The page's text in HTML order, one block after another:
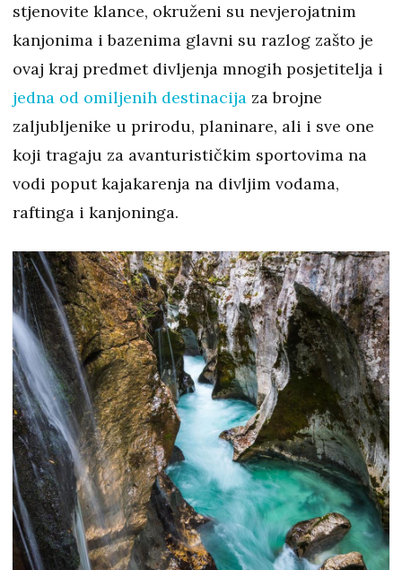
stjenovite klance, okruženi su nevjerojatnim
kanjonima i bazenima glavni su razlog zašto je
ovaj kraj predmet divljenja mnogih posjetitelja i
jedna od omiljenih destinacija za brojne
zaljubljenike u prirodu, planinare, ali i sve one
koji tragaju za avanturističkim sportovima na
vodi poput kajakarenja na divljim vodama,
raftinga i kanjoninga.